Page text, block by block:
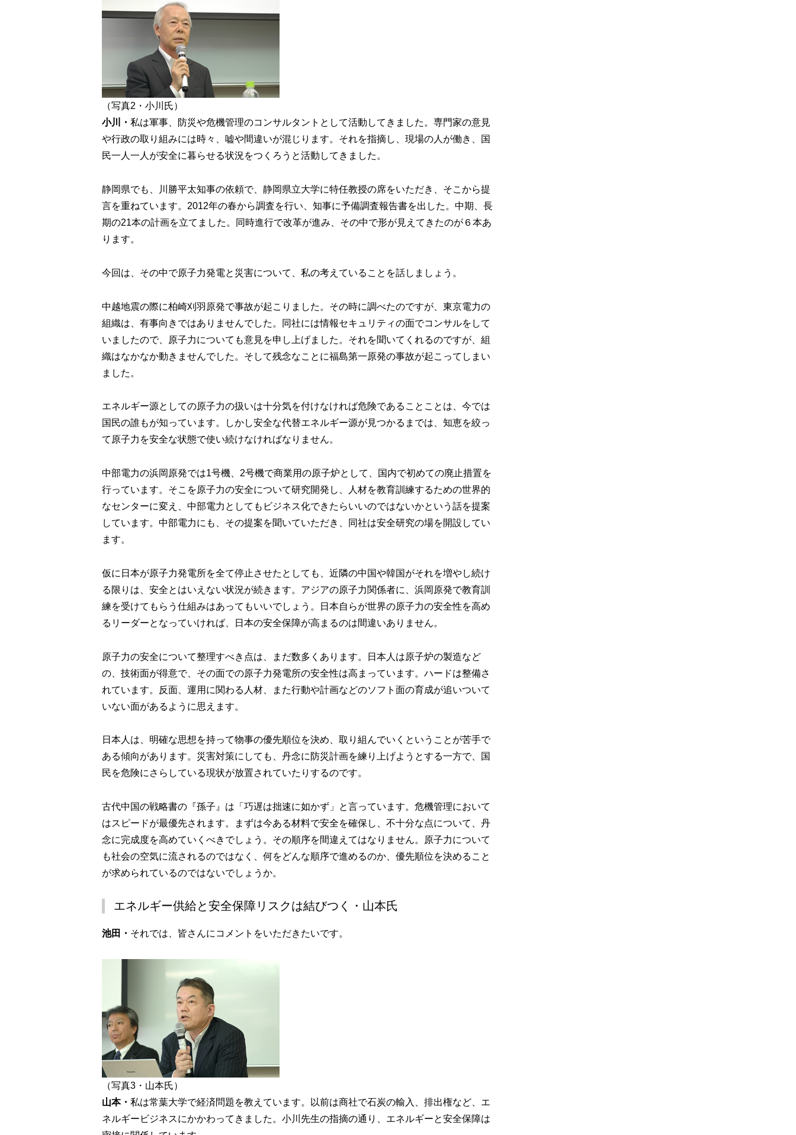
（写真2・小川氏）
小川・ 私は軍事、防災や危機管理のコンサルタントとして活動してきました。専門家の意見
や行政の取り組みには時々、嘘や間違いが混じります。それを指摘し、現場の人が働き、国
民一人一人が安全に暮らせる状況をつくろうと活動してきました。
静岡県でも、川勝平太知事の依頼で、静岡県立大学に特任教授の席をいただき、そこから提
言を重ねています。2012年の春から調査を行い、知事に予備調査報告書を出した。中期、長
期の21本の計画を立てました。同時進行で改革が進み、その中で形が見えてきたのが６本あ
ります。
今回は、その中で原子力発電と災害について、私の考えていることを話しましょう。
中越地震の際に柏崎刈羽原発で事故が起こりました。その時に調べたのですが、東京電力の
組織は、有事向きではありませんでした。同社には情報セキュリティの面でコンサルをして
いましたので、原子力についても意見を申し上げました。それを聞いてくれるのですが、組
織はなかなか動きませんでした。そして残念なことに福島第一原発の事故が起こってしまい
ました。
エネルギー源としての原子力の扱いは十分気を付けなければ危険であることことは、今では
国民の誰もが知っています。しかし安全な代替エネルギー源が見つかるまでは、知恵を絞っ
て原子力を安全な状態で使い続けなければなりません。
中部電力の浜岡原発では1号機、2号機で商業用の原子炉として、国内で初めての廃止措置を
行っています。そこを原子力の安全について研究開発し、人材を教育訓練するための世界的
なセンターに変え、中部電力としてもビジネス化できたらいいのではないかという話を提案
しています。中部電力にも、その提案を聞いていただき、同社は安全研究の場を開設してい
ます。
仮に日本が原子力発電所を全て停止させたとしても、近隣の中国や韓国がそれを増やし続け
る限りは、安全とはいえない状況が続きます。アジアの原子力関係者に、浜岡原発で教育訓
練を受けてもらう仕組みはあってもいいでしょう。日本自らが世界の原子力の安全性を高め
るリーダーとなっていければ、日本の安全保障が高まるのは間違いありません。
原子力の安全について整理すべき点は、まだ数多くあります。日本人は原子炉の製造など
の、技術面が得意で、その面での原子力発電所の安全性は高まっています。ハードは整備さ
れています。反面、運用に関わる人材、また行動や計画などのソフト面の育成が追いついて
いない面があるように思えます。
日本人は、明確な思想を持って物事の優先順位を決め、取り組んでいくということが苦手で
ある傾向があります。災害対策にしても、丹念に防災計画を練り上げようとする一方で、国
民を危険にさらしている現状が放置されていたりするのです。
古代中国の戦略書の『孫子』は「巧遅は拙速に如かず」と言っています。危機管理において
はスピードが最優先されます。まずは今ある材料で安全を確保し、不十分な点について、丹
念に完成度を高めていくべきでしょう。その順序を間違えてはなりません。原子力について
も社会の空気に流されるのではなく、何をどんな順序で進めるのか、優先順位を決めること
が求められているのではないでしょうか。
エネルギー供給と安全保障リスクは結びつく・山本氏
池田・ それでは、皆さんにコメントをいただきたいです。
（写真3・山本氏）
山本・ 私は常葉大学で経済問題を教えています。以前は商社で石炭の輸入、排出権など、エ
ネルギービジネスにかかわってきました。小川先生の指摘の通り、エネルギーと安全保障は